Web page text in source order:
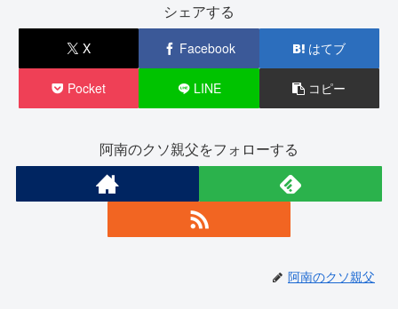
シェアする
X Facebook はてブ
Pocket LINE コピー
阿南のクソ親父をフォローする
阿南のクソ親父